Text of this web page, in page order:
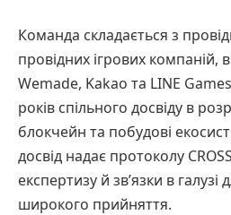
Команда складається з
провідних ігрових
Wemade, Kakao та LINE
років спільного досвіду в
блокчейн та побудові
досвід надає протоколу
експертизу й зв’язки в галузі
широкого прийняття.